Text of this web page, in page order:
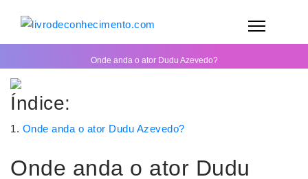
Onde anda o ator Dudu Azevedo?
Índice:
Onde anda o ator Dudu Azevedo?
Onde anda o ator Dudu